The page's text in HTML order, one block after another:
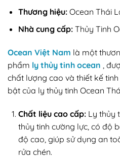
Thương hiệu:Ocean Thái
Nhà cung cấp:Thủy Tinh
Ocean Việt Nam là một
phẩm ly thủy tinh ocean ,
chất lượng cao và thiết kế
bật của ly thủy tinh Ocean
Chất liệu cao cấp: Ly thủy
thủy tinh cường lực, có độ
độ cao, giúp sử dụng an
rửa chén.